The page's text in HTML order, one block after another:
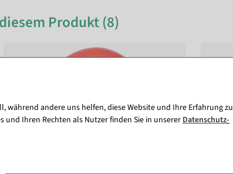
Produkt (8)
während andere uns helfen, diese Website und Ihre Erfahrung zu
Ihren Rechten als Nutzer finden Sie in unserer Daten­schutz­